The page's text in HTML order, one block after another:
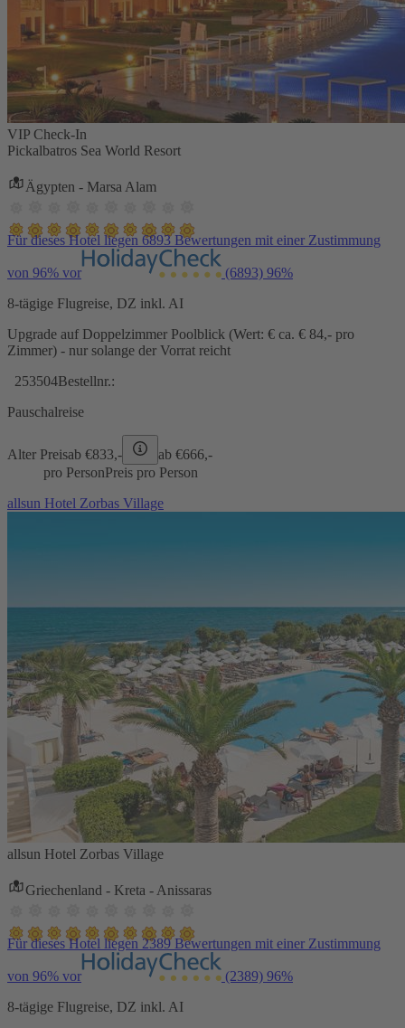
VIP Check-In
Pickalbatros Sea World Resort
Ägypten - Marsa Alam
Für dieses Hotel liegen 6893 Bewertungen mit einer Zustimmung
von 96% vor (6893) 96%
8-tägige Flugreise, DZ inkl. AI
Upgrade auf Doppelzimmer Poolblick (Wert: € ca. € 84,- pro
Zimmer) - nur solange der Vorrat reicht
253504Bestellnr.:
Pauschalreise
Alter Preisab €833,- ab €666,-
pro PersonPreis pro Person
allsun Hotel Zorbas Village
allsun Hotel Zorbas Village
Griechenland - Kreta - Anissaras
Für dieses Hotel liegen 2389 Bewertungen mit einer Zustimmung
von 96% vor (2389) 96%
8-tägige Flugreise, DZ inkl. AI